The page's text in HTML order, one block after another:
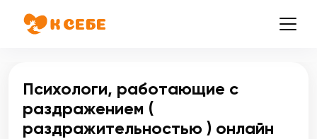
Психологи, работающие с
раздражением (
раздражительностью ) онлайн